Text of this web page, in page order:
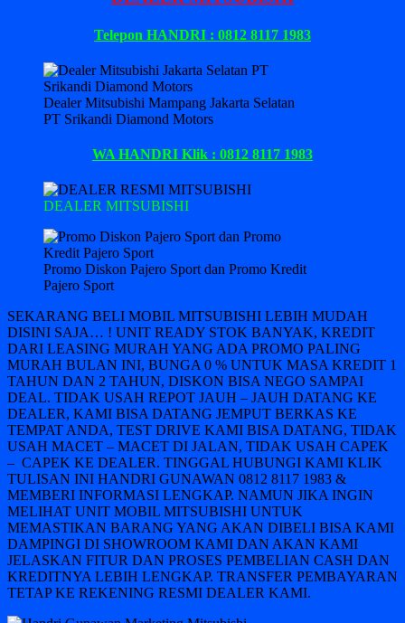
Telepon HANDRI : 0812 8117 1983
Dealer Mitsubishi Mampang Jakarta Selatan
PT Srikandi Diamond Motors
WA HANDRI Klik : 0812 8117 1983
DEALER MITSUBISHI
Promo Diskon Pajero Sport dan Promo Kredit
Pajero Sport
SEKARANG BELI MOBIL MITSUBISHI LEBIH MUDAH
DISINI SAJA… ! UNIT READY STOK BANYAK, KREDIT
DARI LEASING MURAH YANG ADA PROMO PALING
MURAH BULAN INI, BUNGA 0 % UNTUK MASA KREDIT 1
TAHUN DAN 2 TAHUN, DISKON BISA NEGO SAMPAI
DEAL. TIDAK USAH REPOT JAUH – JAUH DATANG KE
DEALER, KAMI BISA DATANG JEMPUT BERKAS KE
TEMPAT ANDA, TEST DRIVE KAMI BISA DATANG, TIDAK
USAH MACET – MACET DI JALAN, TIDAK USAH CAPEK
– CAPEK KE DEALER. TINGGAL HUBUNGI KAMI KLIK
TULISAN INI HANDRI GUNAWAN 0812 8117 1983 &
MEMBERI INFORMASI LENGKAP. NAMUN JIKA INGIN
MELIHAT UNIT MOBIL MITSUBISHI UNTUK
MEMASTIKAN BARANG YANG AKAN DIBELI BISA KAMI
DAMPINGI DI SHOWROOM KAMI DAN AKAN KAMI
JELASKAN FITUR DAN PROSES PEMBELIAN CASH DAN
KREDITNYA LEBIH LENGKAP. TRANSFER PEMBAYARAN
TETAP KE REKENING RESMI DEALER KAMI.